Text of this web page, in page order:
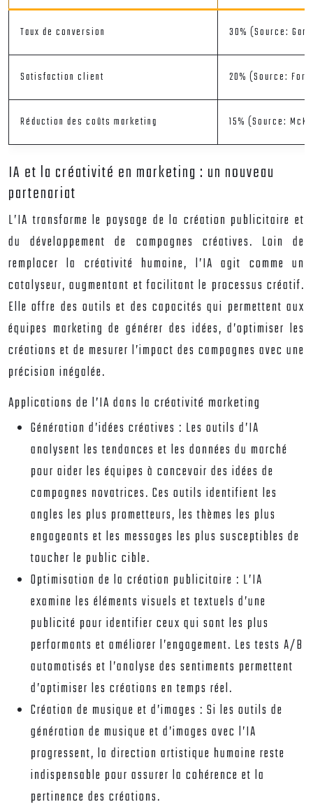
Taux de conversion 30% (Source:
Satisfaction client 20% (Source:
Réduction des coûts marketing 15% (Source:
IA et la créativité en marketing : un nouveau
partenariat
L’IA transforme le paysage de la création publicitaire et
du développement de campagnes créatives. Loin de
remplacer la créativité humaine, l’IA agit comme un
catalyseur, augmentant et facilitant le processus créatif.
Elle offre des outils et des capacités qui permettent aux
équipes marketing de générer des idées, d’optimiser les
créations et de mesurer l’impact des campagnes avec une
précision inégalée.
Applications de l’IA dans la créativité marketing
Génération d’idées créatives : Les outils d’IA
analysent les tendances et les données du marché
pour aider les équipes à concevoir des idées de
campagnes novatrices. Ces outils identifient les
angles les plus prometteurs, les thèmes les plus
engageants et les messages les plus susceptibles de
toucher le public cible.
Optimisation de la création publicitaire : L’IA
examine les éléments visuels et textuels d’une
publicité pour identifier ceux qui sont les plus
performants et améliorer l’engagement. Les tests A/B
automatisés et l’analyse des sentiments permettent
d’optimiser les créations en temps réel.
Création de musique et d’images : Si les outils de
génération de musique et d’images avec l’IA
progressent, la direction artistique humaine reste
indispensable pour assurer la cohérence et la
pertinence des créations.